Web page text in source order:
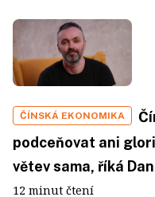
ČÍNSKÁ EKONOMIKA
podceňovat ani
větev sama, říká
12 minut čtení